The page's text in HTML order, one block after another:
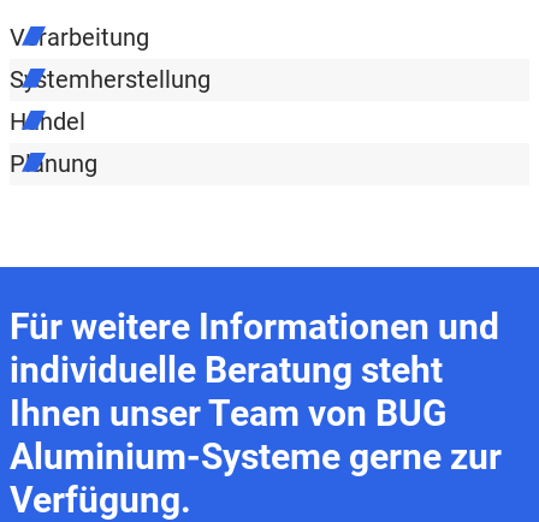
Verarbeitung
Systemherstellung
Handel
Planung
Für weitere Informationen und
individuelle Beratung steht
Ihnen unser Team von BUG
Aluminium-Systeme gerne zur
Verfügung.